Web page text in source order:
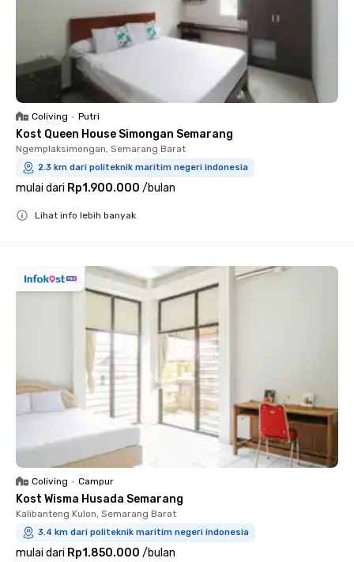
Coliving • Putri
Kost Queen House Simongan Semarang
Ngemplaksimongan, Semarang Barat
2.3 km dari politeknik maritim negeri indonesia
mulai dari Rp1.900.000 /bulan
Lihat info lebih banyak
Coliving • Campur
Kost Wisma Husada Semarang
Kalibanteng Kulon, Semarang Barat
3.4 km dari politeknik maritim negeri indonesia
mulai dari Rp1.850.000 /bulan